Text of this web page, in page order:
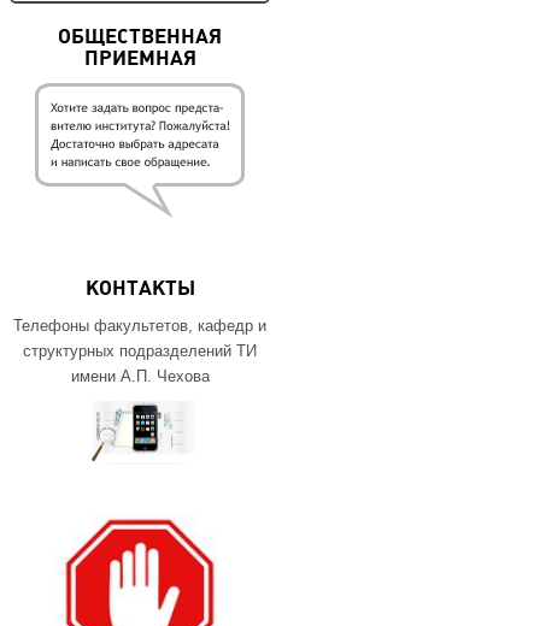
ОБЩЕСТВЕННАЯ
ПРИЕМНАЯ
КОНТАКТЫ
Телефоны факультетов, кафедр и
структурных подразделений ТИ
имени А.П. Чехова